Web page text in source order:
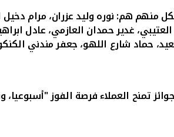
:نوره وليد عزران، مرام
غدير حمدان العازمي، عادل
حماد شارع اللهو، جعفر مندني
العملاء فرصة الفوز "أسبوعيا،